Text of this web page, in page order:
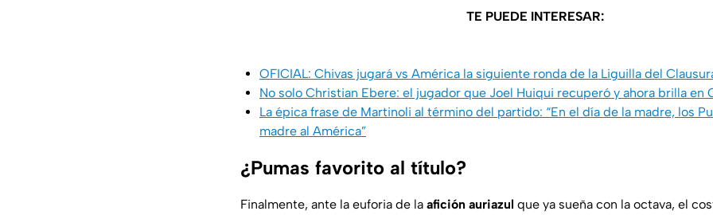
TE PUEDE INTERESAR:
OFICIAL: Chivas jugará vs América la siguiente ronda de la Liguilla del
No solo Christian Ebere: el jugador que Joel Huiqui recuperó y ahora brilla en
La épica frase de Martinoli al término del partido: “En el día de la madre, los
madre al América”
¿Pumas favorito al título?
Finalmente, ante la euforia de la afición auriazul que ya sueña con la octava, el